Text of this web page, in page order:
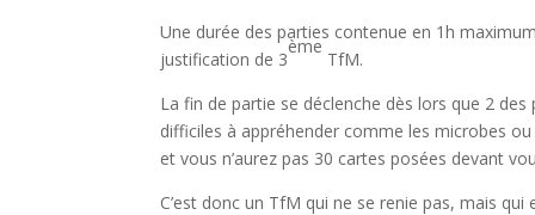
Une durée des parties contenue en 1h
justification de 3
ème
TfM.
La fin de partie se déclenche dès lors que 2
difficiles à appréhender comme les microbes
et vous n’aurez pas 30 cartes posées devant
C’est donc un TfM qui ne se renie pas, mais